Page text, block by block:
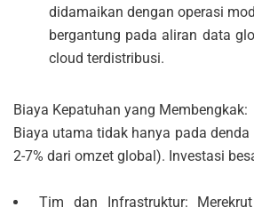
didamaikan dengan operasi
bergantung pada aliran data
cloud terdistribusi.
Biaya Kepatuhan yang Membengkak:
Biaya utama tidak hanya pada
2-7% dari omzet global). Investasi
Tim dan Infrastruktur: